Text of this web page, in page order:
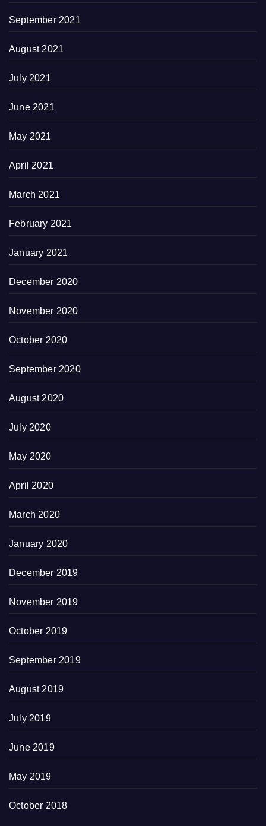
September 2021
August 2021
July 2021
June 2021
May 2021
April 2021
March 2021
February 2021
January 2021
December 2020
November 2020
October 2020
September 2020
August 2020
July 2020
May 2020
April 2020
March 2020
January 2020
December 2019
November 2019
October 2019
September 2019
August 2019
July 2019
June 2019
May 2019
October 2018